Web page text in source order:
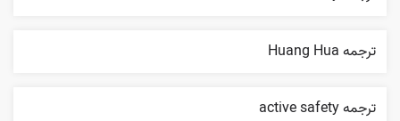
ترجمه Huang Hua
ترجمه active safety